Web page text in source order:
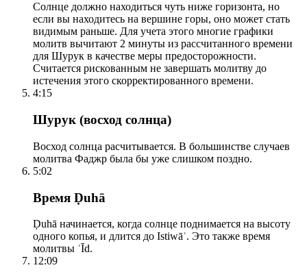
Солнце должно находиться чуть ниже горизонта, но
если вы находитесь на вершине горы, оно может стать
видимым раньше. Для учета этого многие графики
молитв вычитают 2 минуты из рассчитанного времени
для Шурук в качестве меры предосторожности.
Считается рискованным не завершать молитву до
истечения этого скорректированного времени.
4:15
Шурук (восход солнца)
Восход солнца расчитывается. В большинстве случаев
молитва Фаджр была бы уже слишком поздно.
5:02
Время Ḍuhā
Ḍuhā начинается, когда солнце поднимается на высоту
одного копья, и длится до Istiwāʾ. Это также время
молитвы ʿĪd.
12:09